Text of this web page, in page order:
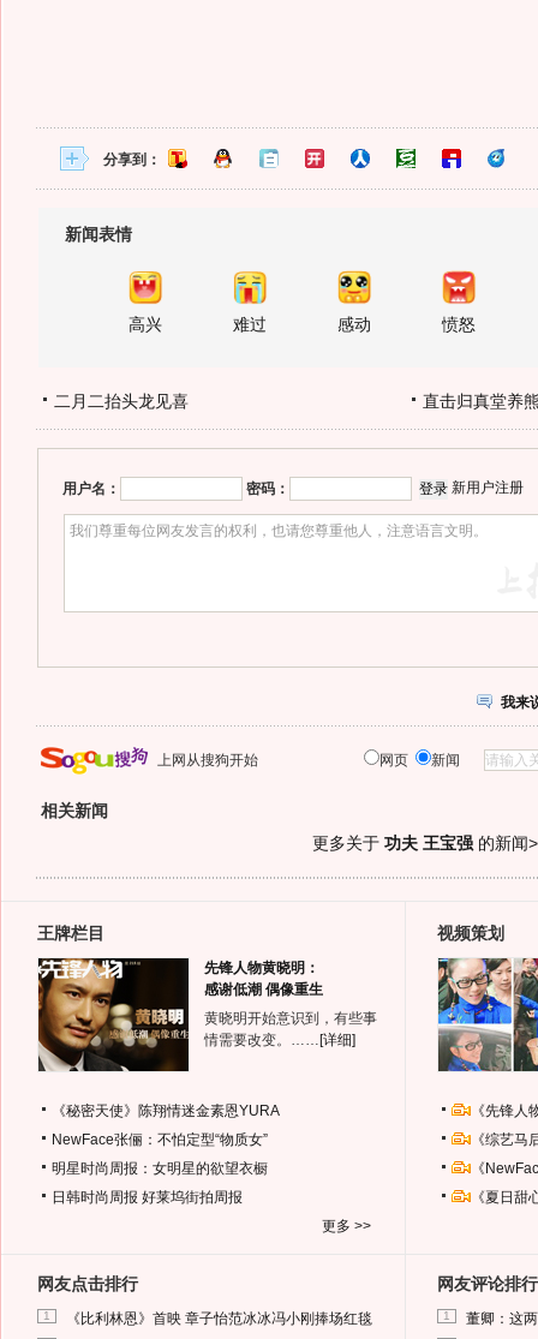
分享到：
新闻表情
高兴 难过 感动 愤怒
二月二抬头龙见喜 直击归真堂养
用户名： 密码： 新用户注册
我来
上网从搜狗开始 网页 新闻
相关新闻
更多关于 功夫 王宝强的新闻
王牌栏目
先锋人物黄晓明：
感谢低潮 偶像重生
黄晓明开始意识到，有些事
情需要改变。…… [详细]
《秘密天使》陈翔情迷金素恩YURA
NewFace张俪：不怕定型“物质女”
明星时尚周报：女明星的欲望衣橱
日韩时尚周报 好莱坞街拍周报
更多 >>
视频策划
《先锋
《综艺
《
《夏日
网友点击排行
1 《比利林恩》首映 章子怡范冰冰冯小刚捧场红毯
网友评论排行
1 董卿：这